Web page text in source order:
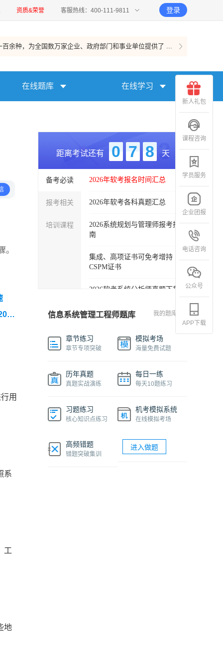
资质&荣誉 客服热线：400-111-9811 登录
百余种，为全国数万家企业、政府部门和事业单位提供了 ...
在线题库 在线学习
。
用
系
工
地
距离考试还有 0 7 8 天
备考必读
报考相关
培训课程
2026年软考报名时间汇总
2026年软考各科真题汇总
2026系统规划与管理师报考指
南
集成、高项证书可免考增持
CSPM证书
2026软考系统分析师真题下载
软考各科目自学必备学习包
2027年信息系统项目管理师精
品班
费课程
机考系统操作流程及画图讲解
软考网络工程师视频课程
信息系统管理工程师题库 我的题库
章节练习
章节专项突破
模拟考场
海量免费试题
历年真题
真题实战演练
每日一练
每天10题练习
习题练习
核心知识点练习
机考模拟系统
在线模拟考场
高频错题
错题突破集训
进入做题
新人礼包
课程咨询
学员服务
企业团报
电话咨询
公众号
APP下载